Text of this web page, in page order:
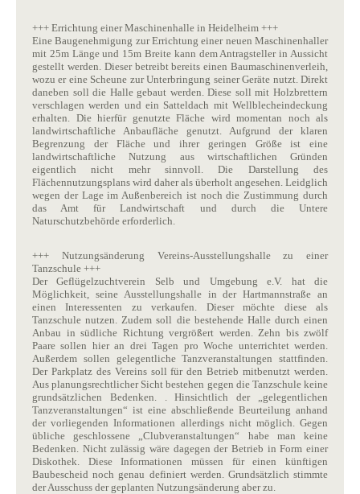
+++ Errichtung einer Maschinenhalle in Heidelheim +++
Eine Baugenehmigung zur Errichtung einer neuen Maschinenhaller
mit 25m Länge und 15m Breite kann dem Antragsteller in Aussicht
gestellt werden. Dieser betreibt bereits einen Baumaschinenverleih,
wozu er eine Scheune zur Unterbringung seiner Geräte nutzt. Direkt
daneben soll die Halle gebaut werden. Diese soll mit Holzbrettern
verschlagen werden und ein Satteldach mit Wellblecheindeckung
erhalten. Die hierfür genutzte Fläche wird momentan noch als
landwirtschaftliche Anbaufläche genutzt. Aufgrund der klaren
Begrenzung der Fläche und ihrer geringen Größe ist eine
landwirtschaftliche Nutzung aus wirtschaftlichen Gründen
eigentlich nicht mehr sinnvoll. Die Darstellung des
Flächennutzungsplans wird daher als überholt angesehen. Leidglich
wegen der Lage im Außenbereich ist noch die Zustimmung durch
das Amt für Landwirtschaft und durch die Untere
Naturschutzbehörde erforderlich.
+++ Nutzungsänderung Vereins-Ausstellungshalle zu einer
Tanzschule +++
Der Geflügelzuchtverein Selb und Umgebung e.V. hat die
Möglichkeit, seine Ausstellungshalle in der Hartmannstraße an
einen Interessenten zu verkaufen. Dieser möchte diese als
Tanzschule nutzen. Zudem soll die bestehende Halle durch einen
Anbau in südliche Richtung vergrößert werden. Zehn bis zwölf
Paare sollen hier an drei Tagen pro Woche unterrichtet werden.
Außerdem sollen gelegentliche Tanzveranstaltungen stattfinden.
Der Parkplatz des Vereins soll für den Betrieb mitbenutzt werden.
Aus planungsrechtlicher Sicht bestehen gegen die Tanzschule keine
grundsätzlichen Bedenken. . Hinsichtlich der „gelegentlichen
Tanzveranstaltungen“ ist eine abschließende Beurteilung anhand
der vorliegenden Informationen allerdings nicht möglich. Gegen
übliche geschlossene „Clubveranstaltungen“ habe man keine
Bedenken. Nicht zulässig wäre dagegen der Betrieb in Form einer
Diskothek. Diese Informationen müssen für einen künftigen
Baubescheid noch genau definiert werden. Grundsätzlich stimmte
der Ausschuss der geplanten Nutzungsänderung aber zu.